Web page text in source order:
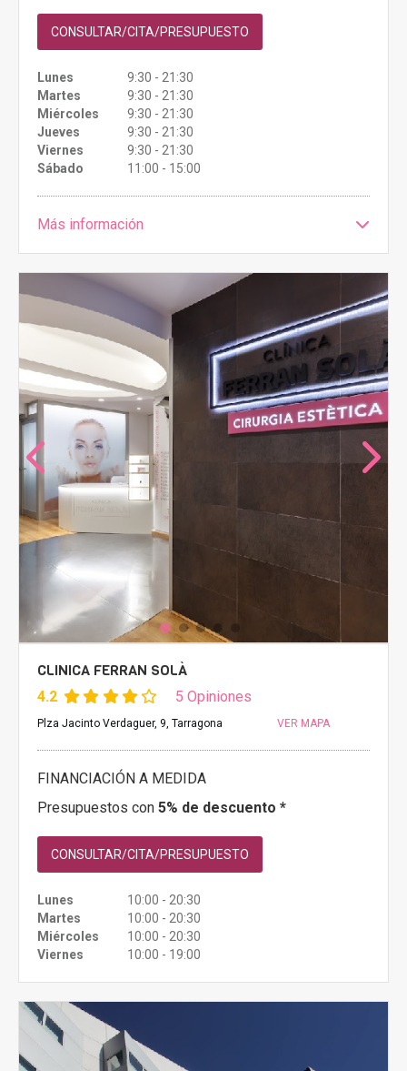
CONSULTAR/CITA/PRESUPUESTO
Lunes
9:30 - 21:30
Martes
9:30 - 21:30
Miércoles
9:30 - 21:30
Jueves
9:30 - 21:30
Viernes
9:30 - 21:30
Sábado
11:00 - 15:00
Más información
CLINICA FERRAN SOLÀ
4.2 5 Opiniones
Plza Jacinto Verdaguer, 9, Tarragona VER MAPA
FINANCIACIÓN A MEDIDA
Presupuestos con 5% de descuento *
CONSULTAR/CITA/PRESUPUESTO
Lunes
10:00 - 20:30
Martes
10:00 - 20:30
Miércoles
10:00 - 20:30
Viernes
10:00 - 19:00